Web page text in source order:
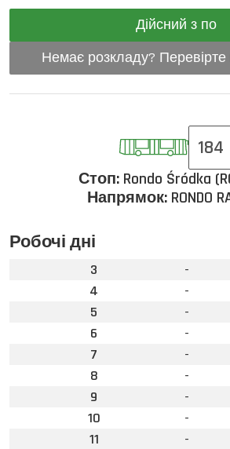
Дійсний з по
Немає розкладу? Перевірте
184
Стоп:Rondo Śródka
Напрямок: RONDO
Робочі дні
3
-
4
-
5
-
6
-
7
-
8
-
9
-
10
-
11
-